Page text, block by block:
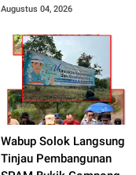
Anggota DPR RI H. Zigo
Augustus 04, 2026
Wabup Solok Langsung
Tinjau Pembangunan